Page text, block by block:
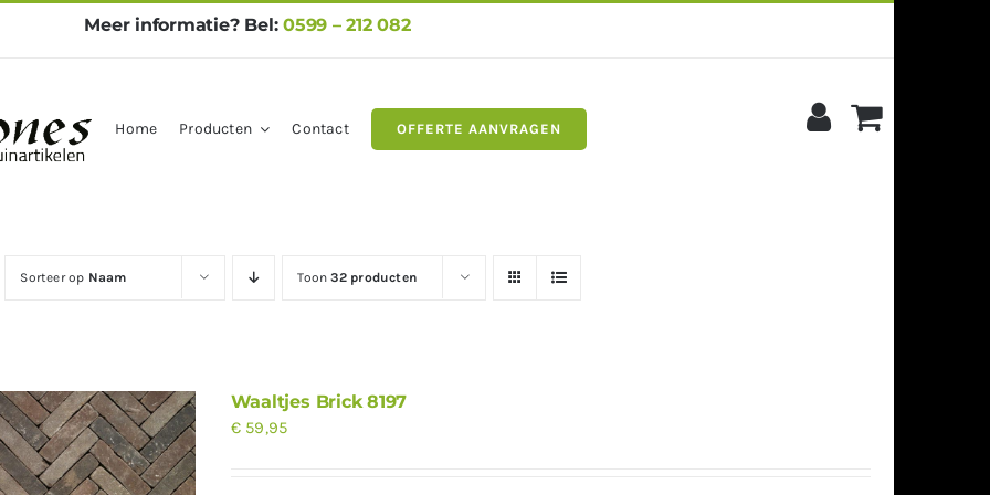
Meer informatie? Bel:0599 – 212 082
Home Producten Contact OFFERTE AANVRAGEN
Sorteer op Naam Toon32 producten
Waaltjes Brick 8197
€59,95